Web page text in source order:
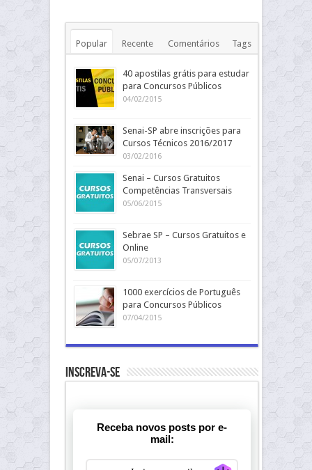
Popular Recente Comentários Tags
40 apostilas grátis para estudar
para Concursos Públicos
04/02/2015
Senai-SP abre inscrições para
Cursos Técnicos 2016/2017
03/02/2016
Senai – Cursos Gratuitos
Competências Transversais
05/06/2015
Sebrae SP – Cursos Gratuitos e
Online
05/07/2013
1000 exercícios de Português
para Concursos Públicos
07/04/2015
Inscreva-se
Receba novos posts por e-
mail:
Generate new